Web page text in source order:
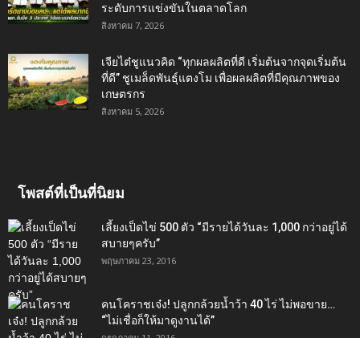
ระดับการแข่งขันในตลาดโลก
สิงหาคม 7, 2026
เจียไต๋ชูแนวคิด “ทุกผลผลิตที่ดี เริ่มต้นจากจุดเริ่มต้น
ที่ดี” ชูเมล็ดพันธุ์แตงโม เพื่อผลผลิตที่มีคุณภาพของ
เกษตรกร
สิงหาคม 5, 2026
โพสต์ที่เป็นที่นิยม
เลี้ยงเป็ดไข่ 500 ตัว “มีรายได้วันละ 1,000 กว่าอยู่ได้
สบายๆครับ”
พฤษภาคม 23, 2016
คนโคราชเจ๋ง! ปลูกกล้วยน้ำว้า 40 ไร่ ไม่พอขาย…
“ไม่เชื่อก็ให้มาดูงานได้”‬